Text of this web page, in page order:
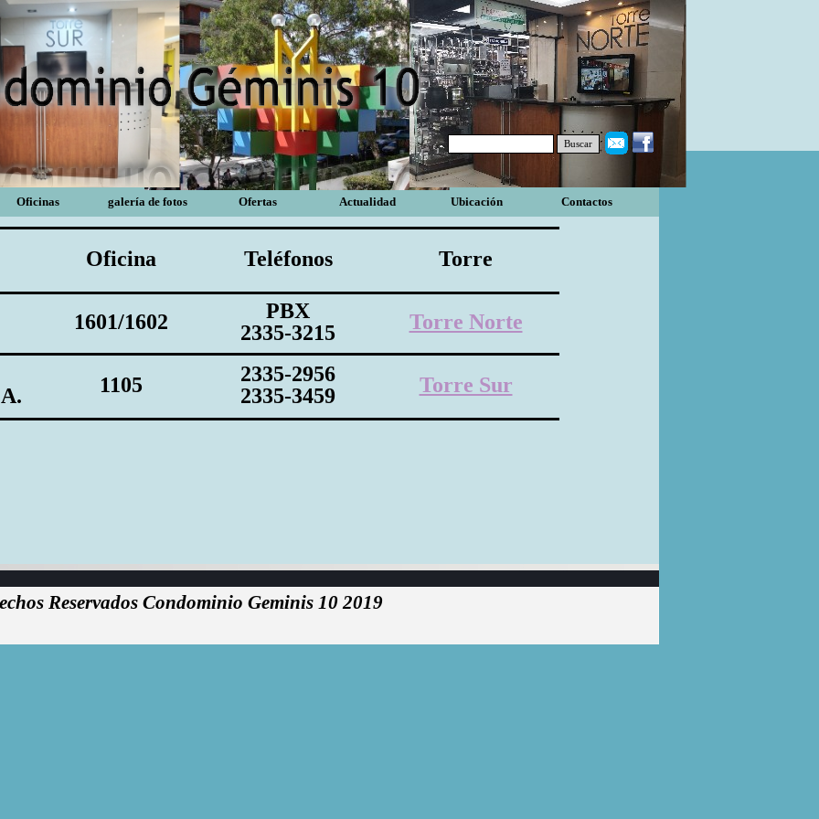
Buscar
Oficinas galería de fotos Ofertas Actualidad Ubicación Contactos
Oficina Teléfonos Torre
1601/1602
PBX
2335-3215
Torre Norte
1105
2335-2956
2335-3459
Torre Sur
Reservados Condominio Geminis 10 2019